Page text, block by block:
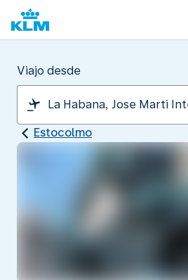
Viajo desde
Estocolmo